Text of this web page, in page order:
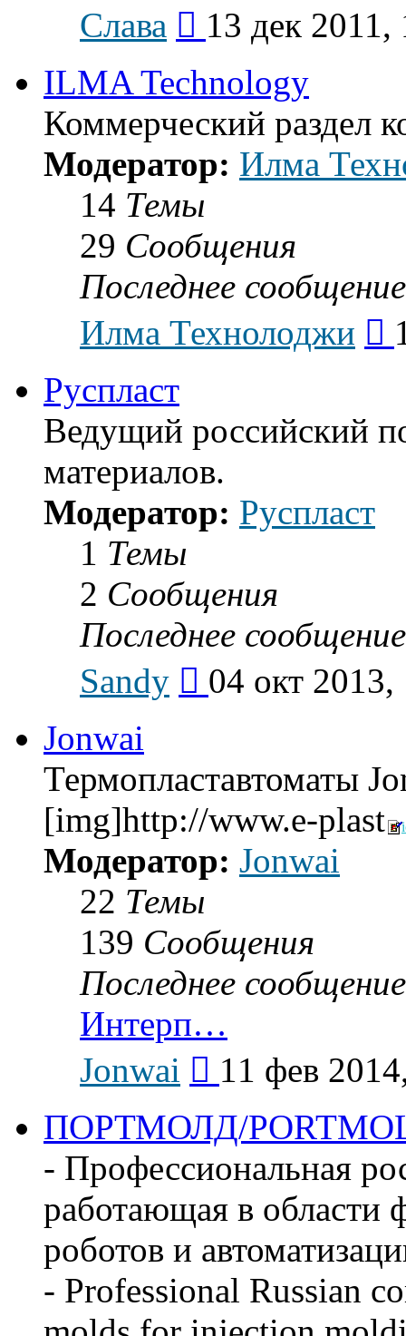
Слава
последнему
13 дек 2011,
ILMA Technology
Коммерческий раздел
Модератор: Илма
14 Темы
29 Сообщения
Последнее сообщение
Илма Технолоджи
Руспласт
Ведущий российский
материалов.
Модератор: Руспласт
1 Темы
2 Сообщения
Последнее сообщение
Sandy
последнему
04 окт 2013,
Jonwai
Термопластавтоматы
[img]http://www.e-plast
Модератор: Jonwai
22 Темы
139 Сообщения
Последнее сообщение
Интерп…
Jonwai
последнему
11 фев
ПОРТМОЛД/
- Профессиональная
работающая в области
роботов и
- Professional Russian